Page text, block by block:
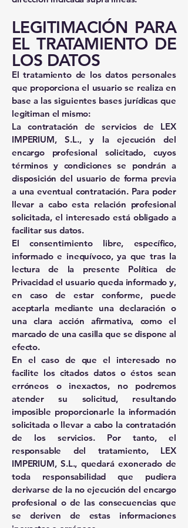
LEGITIMACIÓN PARA
EL TRATAMIENTO DE
LOS DATOS
El tratamiento de los datos personales
que proporciona el usuario se realiza en
base a las siguientes bases jurídicas que
legitiman el mismo:
La contratación de servicios de LEX
IMPERIUM, S.L., y la ejecución del
encargo profesional solicitado, cuyos
términos y condiciones se pondrán a
disposición del usuario de forma previa
a una eventual contratación. Para poder
llevar a cabo esta relación profesional
solicitada, el interesado está obligado a
facilitar sus datos.
El consentimiento libre, específico,
informado e inequívoco, ya que tras la
lectura de la presente Política de
Privacidad el usuario queda informado y,
en caso de estar conforme, puede
aceptarla mediante una declaración o
una clara acción afirmativa, como el
marcado de una casilla que se dispone al
efecto.
En el caso de que el interesado no
facilite los citados datos o éstos sean
erróneos o inexactos, no podremos
atender su solicitud, resultando
imposible proporcionarle la información
solicitada o llevar a cabo la contratación
de los servicios. Por tanto, el
responsable del tratamiento, LEX
IMPERIUM, S.L., quedará exonerado de
toda responsabilidad que pudiera
derivarse de la no ejecución del encargo
profesional o de las consecuencias que
se deriven de estas informaciones